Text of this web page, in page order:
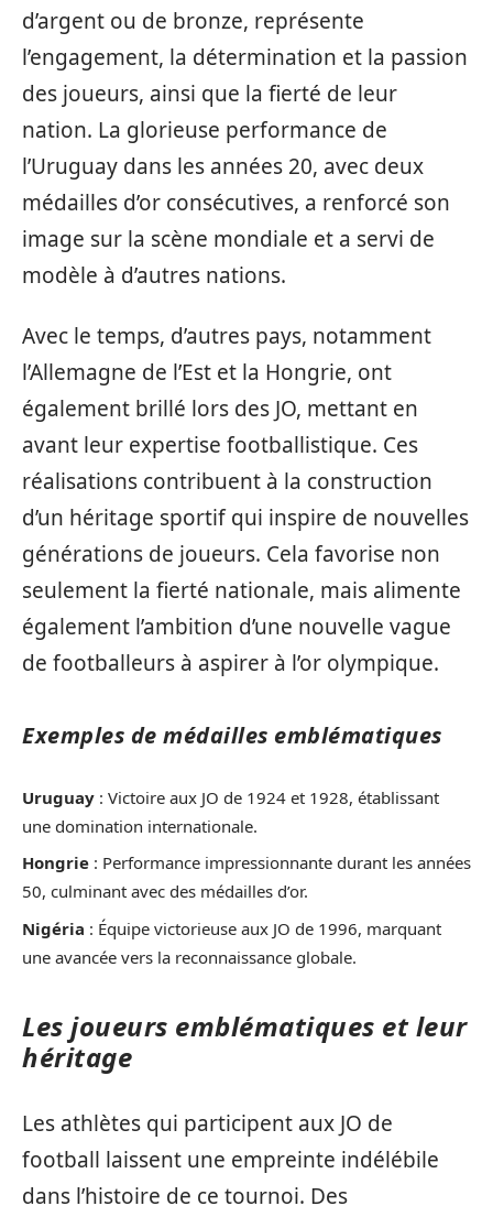
d’argent ou de bronze, représente
l’engagement, la détermination et la passion
des joueurs, ainsi que la fierté de leur
nation. La glorieuse performance de
l’Uruguay dans les années 20, avec deux
médailles d’or consécutives, a renforcé son
image sur la scène mondiale et a servi de
modèle à d’autres nations.
Avec le temps, d’autres pays, notamment
l’Allemagne de l’Est et la Hongrie, ont
également brillé lors des JO, mettant en
avant leur expertise footballistique. Ces
réalisations contribuent à la construction
d’un héritage sportif qui inspire de nouvelles
générations de joueurs. Cela favorise non
seulement la fierté nationale, mais alimente
également l’ambition d’une nouvelle vague
de footballeurs à aspirer à l’or olympique.
Exemples de médailles emblématiques
Uruguay : Victoire aux JO de 1924 et 1928, établissant
une domination internationale.
Hongrie : Performance impressionnante durant les années
50, culminant avec des médailles d’or.
Nigéria : Équipe victorieuse aux JO de 1996, marquant
une avancée vers la reconnaissance globale.
Les joueurs emblématiques et leur
héritage
Les athlètes qui participent aux JO de
football laissent une empreinte indélébile
dans l’histoire de ce tournoi. Des